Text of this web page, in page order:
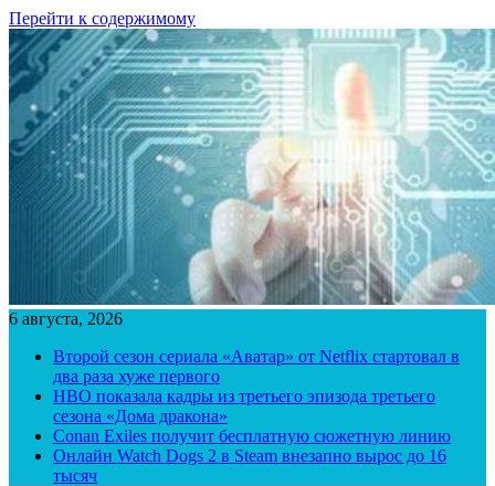
Перейти к содержимому
6 августа, 2026
Второй сезон сериала «Аватар» от Netflix стартовал в
два раза хуже первого
HBO показала кадры из третьего эпизода третьего
сезона «Дома дракона»
Conan Exiles получит бесплатную сюжетную линию
Онлайн Watch Dogs 2 в Steam внезапно вырос до 16
тысяч